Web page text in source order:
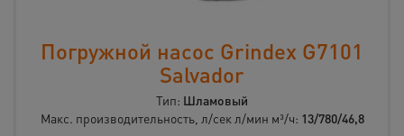
Погружной насос Grindex G7101
Salvador
Тип: Шламовый
Макс. производительность, л/сек л/мин м³/ч: 13/780/46,8